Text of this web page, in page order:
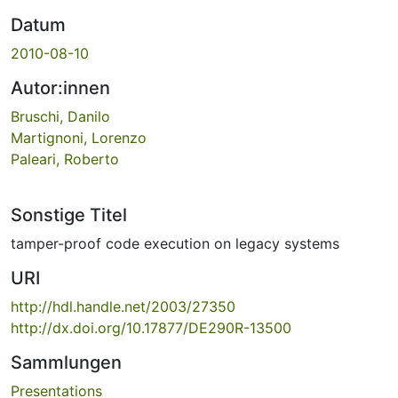
Datum
2010-08-10
Autor:innen
Bruschi, Danilo
Martignoni, Lorenzo
Paleari, Roberto
Sonstige Titel
tamper-proof code execution on legacy systems
URI
http://hdl.handle.net/2003/27350
http://dx.doi.org/10.17877/DE290R-13500
Sammlungen
Presentations